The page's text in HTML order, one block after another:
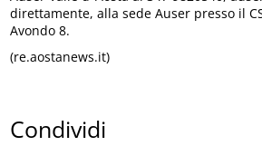
direttamente, alla sede Auser presso il
Avondo 8.
(re.aostanews.it)
Condividi